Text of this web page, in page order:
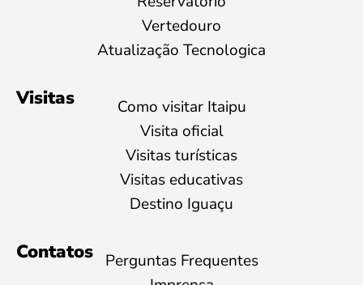
Vertedouro
Atualização Tecnologica
Visitas
Como visitar Itaipu
Visita oficial
Visitas turísticas
Visitas educativas
Destino Iguaçu
Contatos
Perguntas Frequentes